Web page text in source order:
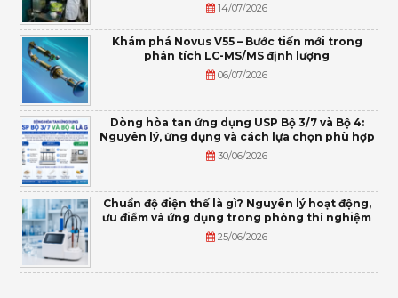
14/07/2026
Khám phá Novus V55 – Bước tiến mới trong
phân tích LC-MS/MS định lượng
06/07/2026
Dòng hòa tan ứng dụng USP Bộ 3/7 và Bộ 4:
Nguyên lý, ứng dụng và cách lựa chọn phù hợp
30/06/2026
Chuẩn độ điện thế là gì? Nguyên lý hoạt động,
ưu điểm và ứng dụng trong phòng thí nghiệm
25/06/2026